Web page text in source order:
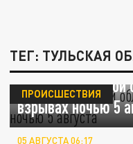
ТЕГ: ТУЛЬСКАЯ
Жители Тульской
взрывах ночью 5
ПРОИСШЕСТВИЯ
05 АВГУСТА 06:17